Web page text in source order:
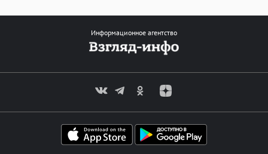
Информационное агентство